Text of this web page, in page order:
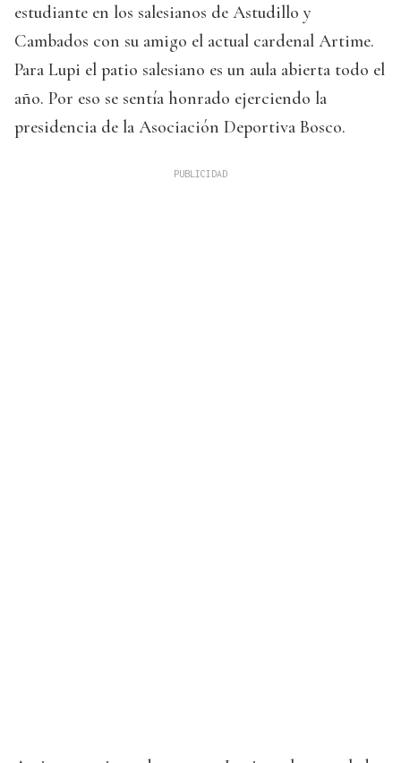
estudiante en los salesianos de Astudillo y
Cambados con su amigo el actual cardenal Artime.
Para Lupi el patio salesiano es un aula abierta todo el
año. Por eso se sentía honrado ejerciendo la
presidencia de la Asociación Deportiva Bosco.